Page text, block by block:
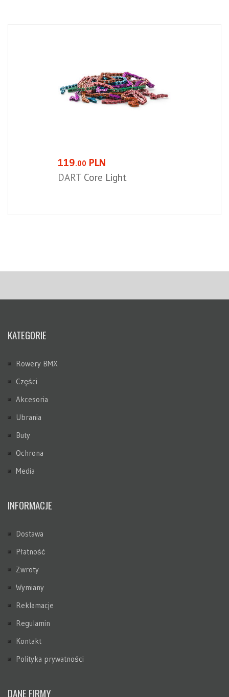
119.00 PLN
DART Core Light
KATEGORIE
Rowery BMX
Części
Akcesoria
Ubrania
Buty
Ochrona
Media
INFORMACJE
Dostawa
Płatność
Zwroty
Wymiany
Reklamacje
Regulamin
Kontakt
Polityka prywatności
DANE FIRMY